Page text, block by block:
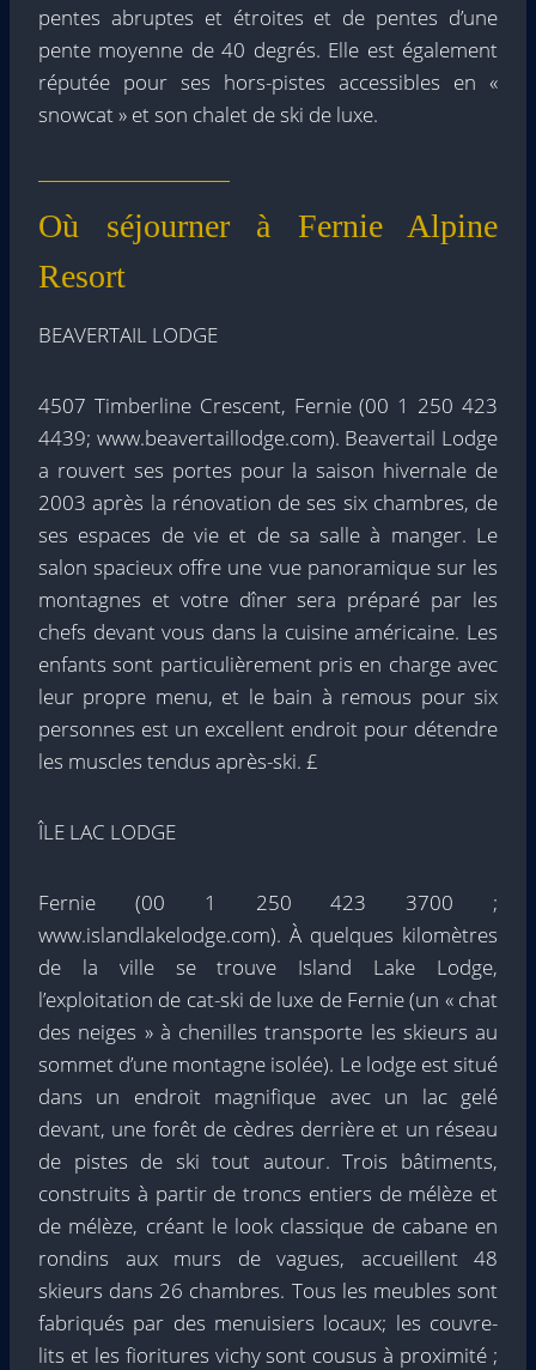
pentes abruptes et étroites et de pentes d’une
pente moyenne de 40 degrés. Elle est également
réputée pour ses hors-pistes accessibles en «
snowcat » et son chalet de ski de luxe.
Où séjourner à Fernie Alpine
Resort
BEAVERTAIL LODGE
4507 Timberline Crescent, Fernie (00 1 250 423
4439; www.beavertaillodge.com). Beavertail Lodge
a rouvert ses portes pour la saison hivernale de
2003 après la rénovation de ses six chambres, de
ses espaces de vie et de sa salle à manger. Le
salon spacieux offre une vue panoramique sur les
montagnes et votre dîner sera préparé par les
chefs devant vous dans la cuisine américaine. Les
enfants sont particulièrement pris en charge avec
leur propre menu, et le bain à remous pour six
personnes est un excellent endroit pour détendre
les muscles tendus après-ski. £
ÎLE LAC LODGE
Fernie (00 1 250 423 3700 ;
www.islandlakelodge.com). À quelques kilomètres
de la ville se trouve Island Lake Lodge,
l’exploitation de cat-ski de luxe de Fernie (un « chat
des neiges » à chenilles transporte les skieurs au
sommet d’une montagne isolée). Le lodge est situé
dans un endroit magnifique avec un lac gelé
devant, une forêt de cèdres derrière et un réseau
de pistes de ski tout autour. Trois bâtiments,
construits à partir de troncs entiers de mélèze et
de mélèze, créant le look classique de cabane en
rondins aux murs de vagues, accueillent 48
skieurs dans 26 chambres. Tous les meubles sont
fabriqués par des menuisiers locaux; les couvre-
lits et les fioritures vichy sont cousus à proximité ;